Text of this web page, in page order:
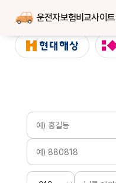
운전자보험비교사이트